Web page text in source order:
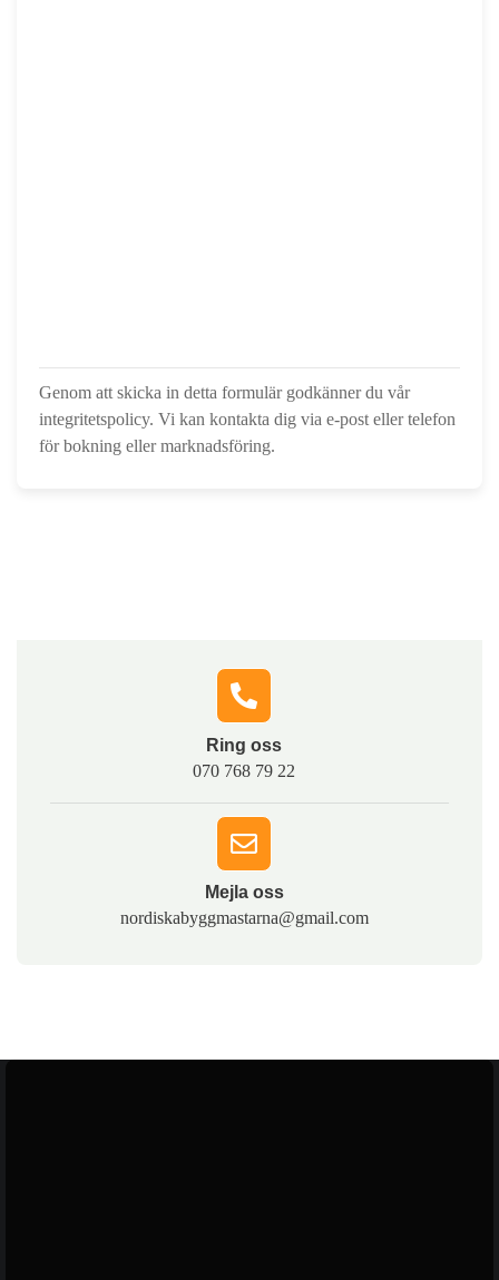
Ring oss​
070 768 79 22
Mejla oss​
nordiskabyggmastarna@gmail.com
Genom att skicka in detta formulär godkänner du vår
integritetspolicy. Vi kan kontakta dig via e-post eller telefon
för bokning eller marknadsföring.